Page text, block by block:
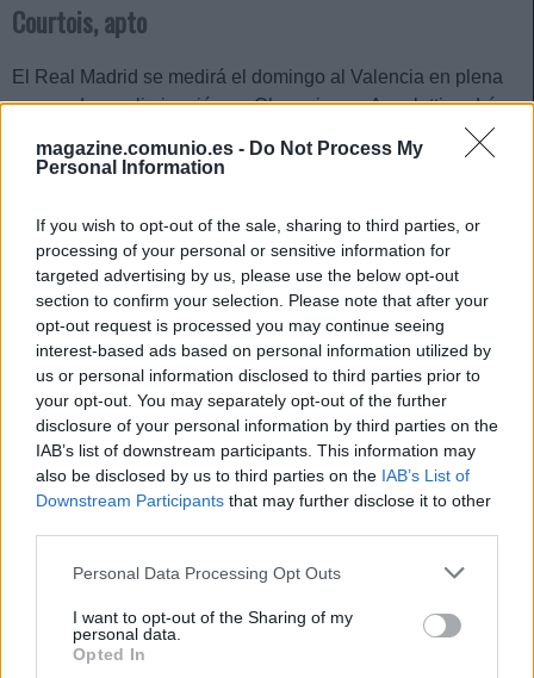
magazine.comunio.es - Do Not Process My
Personal Information
If you wish to opt-out of the sale, sharing to third parties, or
processing of your personal or sensitive information for
targeted advertising by us, please use the below opt-out
section to confirm your selection. Please note that after your
opt-out request is processed you may continue seeing
interest-based ads based on personal information utilized by
us or personal information disclosed to third parties prior to
your opt-out. You may separately opt-out of the further
disclosure of your personal information by third parties on the
IAB’s list of downstream participants. This information may
also be disclosed by us to third parties on the IAB’s List of
Downstream Participants that may further disclose it to other
Please note that this website/app uses one or more Google
not limited to your visit or usage behaviour. You may click to
grant or deny consent to Google and its third-party tags to
use your data for below specified purposes in below Google
Personal Data Processing Opt Outs
I want to opt-out of the Sharing of my
personal data.
Opted In
Courtois, apto
El Real Madrid se medirá el domingo al Valencia en plena
resaca de su eliminación en Champions y Ancelotti podrá
contar finalmente para el partido con Courtois, quien según
informó MARCA ayer estaba lesionado.
Íñigo Martínez y Yeray, bajas
Ernesto Valverde no ha podido contar en los
entrenamientos de la semana con Yeray e Íñigo Martínez,
quienes siguen aquejados de una pubalgia y una lesión
muscular respectivamente. Ambos son baja para jugar
contra el Celta.
Aspas, baja por lumbalgia
Iago Aspas causa finalmente baja en la jornada 35 por una
lumbalgia, según ha comunicado el Celta en un escueto
Castellanos y Yangel, altas
El Girona recupera a Taty Castellanos y Yangel Herrera